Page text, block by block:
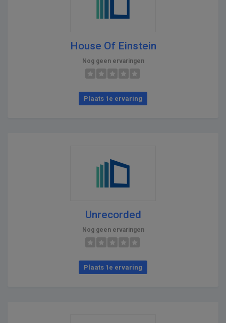
House Of Einstein
Nog geen ervaringen
Plaats 1e ervaring
Unrecorded
Nog geen ervaringen
Plaats 1e ervaring